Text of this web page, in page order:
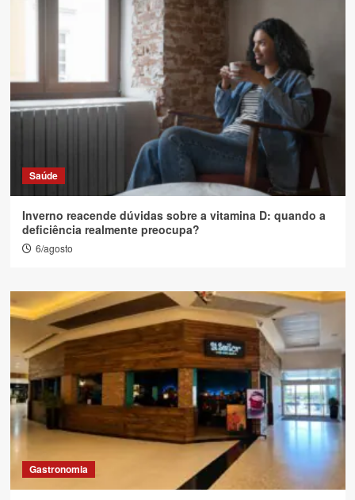
Saúde
Inverno reacende dúvidas sobre a vitamina D: quando a
deficiência realmente preocupa?
6/agosto
Gastronomia